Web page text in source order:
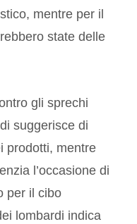
mentre per il
state delle
gli sprechi
suggerisce di
prodotti, mentre
l’occasione di
per il cibo
lombardi indica